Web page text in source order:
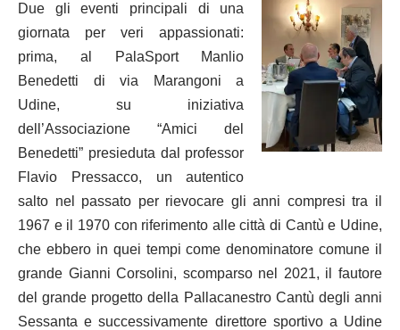
Due gli eventi principali di una
giornata per veri appassionati:
prima, al PalaSport Manlio
Benedetti di via Marangoni a
Udine, su iniziativa
dell’Associazione “Amici del
Benedetti” presieduta dal professor
Flavio Pressacco, un autentico
salto nel passato per rievocare gli anni compresi tra il
1967 e il 1970 con riferimento alle città di Cantù e Udine,
che ebbero in quei tempi come denominatore comune il
grande Gianni Corsolini, scomparso nel 2021, il fautore
del grande progetto della Pallacanestro Cantù degli anni
Sessanta e successivamente direttore sportivo a Udine